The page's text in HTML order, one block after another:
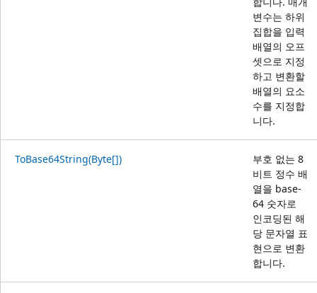
변수는 하위
집합을 입력
배열의 오프
셋으로 지정
하고 변환할
배열의 요소
수를 지정합
니다.
ToBase64String(Byte[])
부호 없는 8
비트 정수 배
열을 base-
64 숫자로
인코딩된 해
당 문자열 표
현으로 변환
합니다.